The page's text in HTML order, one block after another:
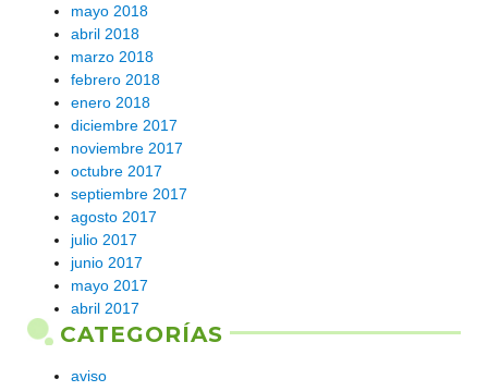
mayo 2018
abril 2018
marzo 2018
febrero 2018
enero 2018
diciembre 2017
noviembre 2017
octubre 2017
septiembre 2017
agosto 2017
julio 2017
junio 2017
mayo 2017
abril 2017
CATEGORÍAS
aviso